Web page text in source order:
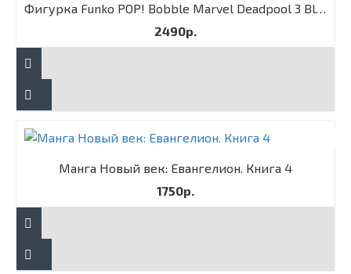
Фигурка Funko POP! Bobble Marvel Deadpool 3 Blade
2490р.
Манга Новый век: Евангелион. Книга 4
1750р.